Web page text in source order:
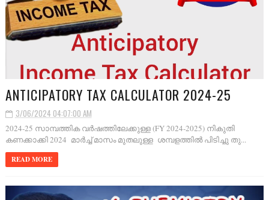
ANTICIPATORY TAX CALCULATOR 2024-25
3/06/2024 04:07:00 AM
2024-25 സാമ്പത്തിക വർഷത്തിലേക്കുള്ള (FY 2024-2025) നികുതി
കണക്കാക്കി 2024 മാർച്ച് മാസം മുതലുള്ള ശമ്പളത്തിൽ പിടിച്ചു തു...
READ MORE